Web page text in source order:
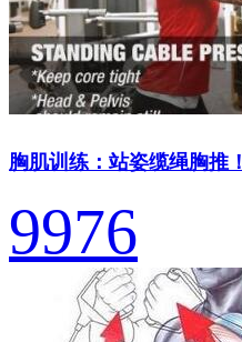
胸肌训练：站姿缆绳胸推！
9976